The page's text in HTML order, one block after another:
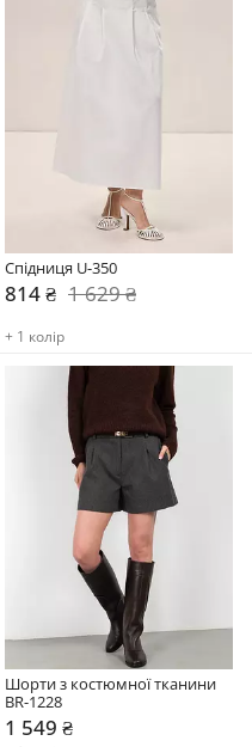
Спідниця U-350
814 ₴ 1 629 ₴
+ 1 колір
Шорти з костюмної тканини
BR-1228
1 549 ₴